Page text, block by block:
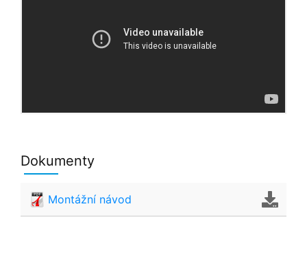
Dokumenty
Montážní návod